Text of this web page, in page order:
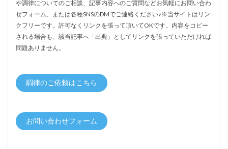
や調律についてのご相談、記事内容へのご質問などお気軽にお問い合わ
せフォーム、または各種SNSのDMでご連絡ください♪※当サイトはリン
クフリーです。許可なくリンクを張って頂いてOKです。内容をコピー
される場合も、該当記事へ「出典」としてリンクを張っていただければ
問題ありません。
調律のご依頼はこちら
お問い合わせフォーム